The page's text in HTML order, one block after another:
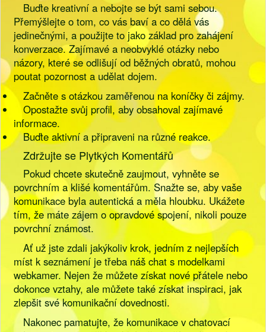
Buďte kreativní a nebojte se být sami sebou.
Přemýšlejte o tom, co vás baví a co dělá vás
jedinečnými, a použijte to jako základ pro zahájení
konverzace. Zajímavé a neobvyklé otázky nebo
názory, které se odlišují od běžných obratů, mohou
poutat pozornost a udělat dojem.
Začněte s otázkou zaměřenou na koníčky či zájmy.
Opostažte svůj profil, aby obsahoval zajímavé
informace.
Buďte aktivní a připraveni na různé reakce.
Zdržujte se Plytkých Komentářů
Pokud chcete skutečně zaujmout, vyhněte se
povrchním a klišé komentářům. Snažte se, aby vaše
komunikace byla autentická a měla hloubku. Ukážete
tím, že máte zájem o opravdové spojení, nikoli pouze
povrchní známost.
Ať už jste zdali jakýkoliv krok, jedním z nejlepších
míst k seznámení je třeba náš chat s modelkami
webkamer. Nejen že můžete získat nové přátele nebo
dokonce vztahy, ale můžete také získat inspiraci, jak
zlepšit své komunikační dovednosti.
Nakonec pamatujte, že komunikace v chatovací